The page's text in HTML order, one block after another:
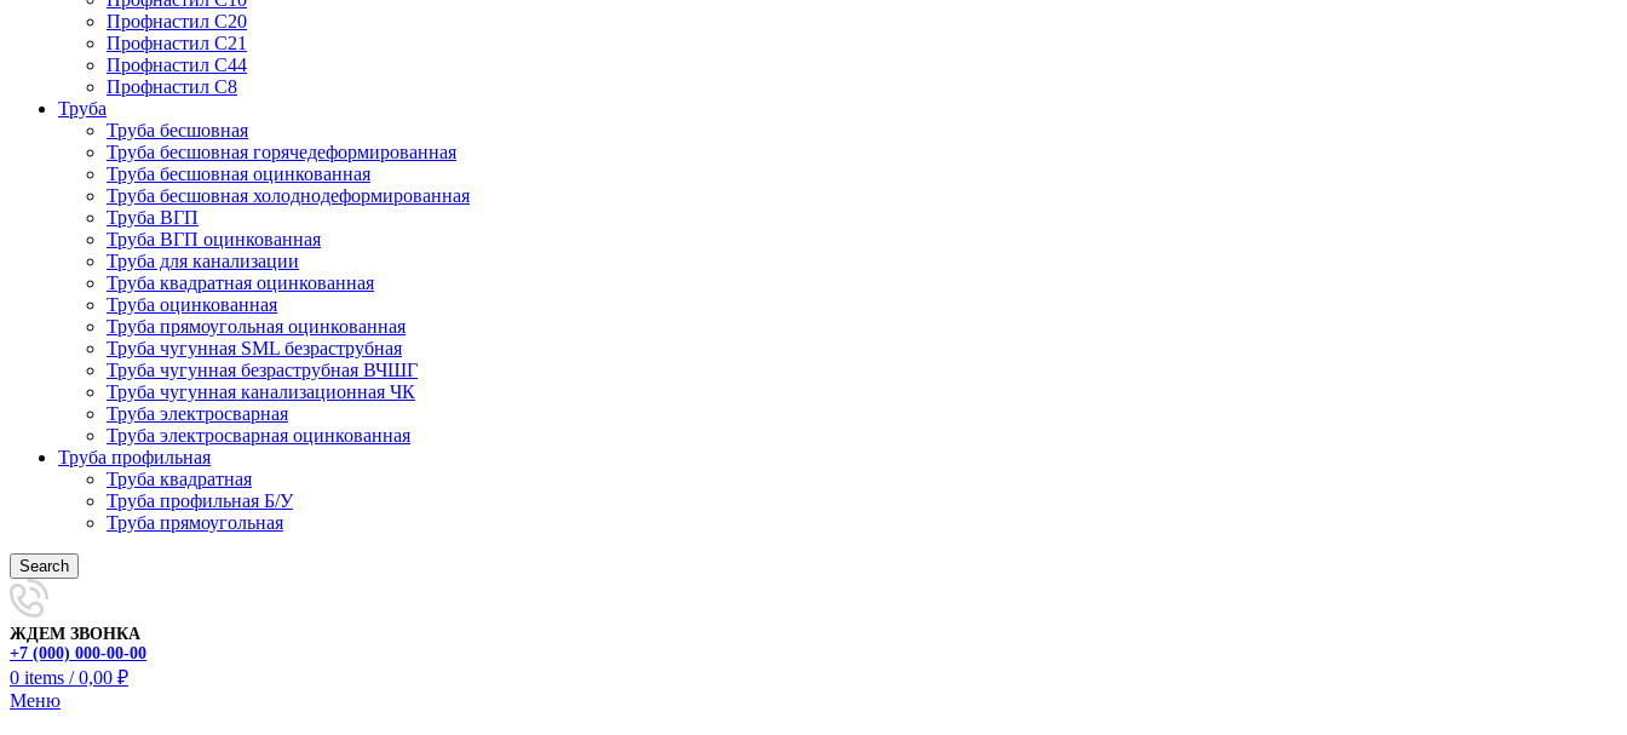
Профнастил С20
Профнастил С21
Профнастил С44
Профнастил С8
Труба
Труба бесшовная
Труба бесшовная горячедеформированная
Труба бесшовная оцинкованная
Труба бесшовная холоднодеформированная
Труба ВГП
Труба ВГП оцинкованная
Труба для канализации
Труба квадратная оцинкованная
Труба оцинкованная
Труба прямоугольная оцинкованная
Труба чугунная SML безраструбная
Труба чугунная безраструбная ВЧШГ
Труба чугунная канализационная ЧК
Труба электросварная
Труба электросварная оцинкованная
Труба профильная
Труба квадратная
Труба профильная Б/У
Труба прямоугольная
Search
ЖДЕМ ЗВОНКА
+7 (000) 000-00-00
0 items / 0,00 ₽
Меню